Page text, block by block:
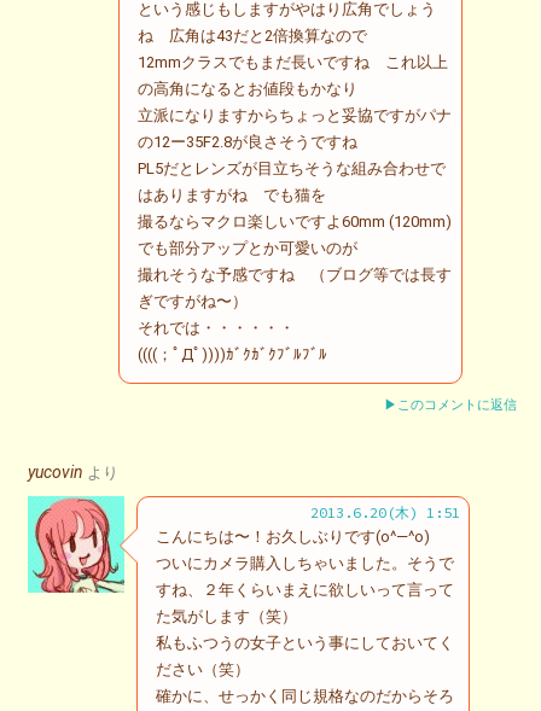
という感じもしますがやはり広角でしょう
ね 広角は43だと2倍換算なので
12mmクラスでもまだ長いですね これ以上
の高角になるとお値段もかなり
立派になりますからちょっと妥協ですがパナ
の12ー35F2.8が良さそうですね
PL5だとレンズが目立ちそうな組み合わせで
はありますがね でも猫を
撮るならマクロ楽しいですよ60mm (120mm)
でも部分アップとか可愛いのが
撮れそうな予感ですね （ブログ等では長す
ぎですがね〜）
それでは・・・・・・
((((；ﾟДﾟ))))ｶﾞｸｶﾞｸﾌﾞﾙﾌﾞﾙ
▶このコメントに返信
yucovin より
2013.6.20(木) 1:51
こんにちは〜！お久しぶりです(o^―^o)
ついにカメラ購入しちゃいました。そうで
すね、２年くらいまえに欲しいって言って
た気がします（笑）
私もふつうの女子という事にしておいてく
ださい（笑）
確かに、せっかく同じ規格なのだからそろ